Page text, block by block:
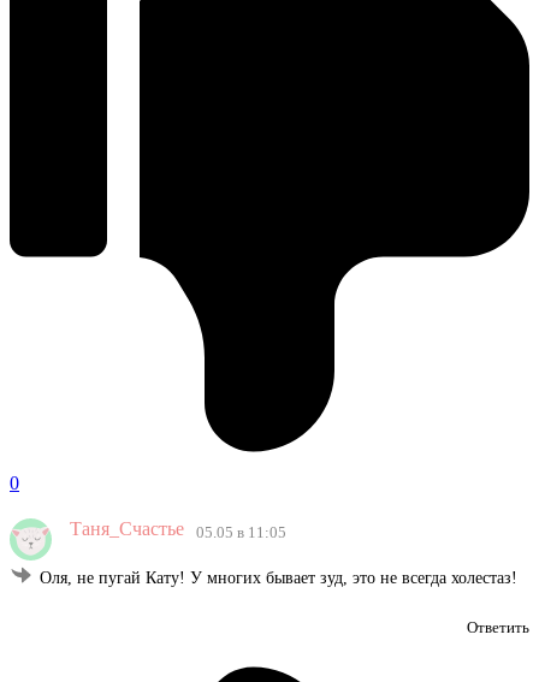
0
Таня_Счастье 05.05 в 11:05
Оля, не пугай Кату! У многих бывает зуд, это не всегда холестаз!
Ответить